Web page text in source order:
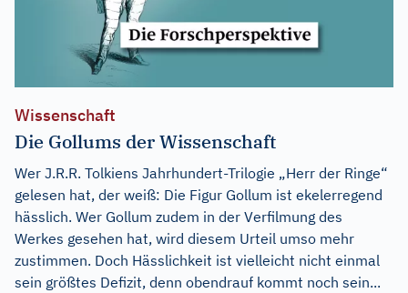
Wissenschaft
Die Gollums der Wissenschaft
Wer J.R.R. Tolkiens Jahrhundert-Trilogie „Herr der Ringe“
gelesen hat, der weiß: Die Figur Gollum ist ekelerregend
hässlich. Wer Gollum zudem in der Verfilmung des
Werkes gesehen hat, wird diesem Urteil umso mehr
zustimmen. Doch Hässlichkeit ist vielleicht nicht einmal
sein größtes Defizit, denn obendrauf kommt noch sein...